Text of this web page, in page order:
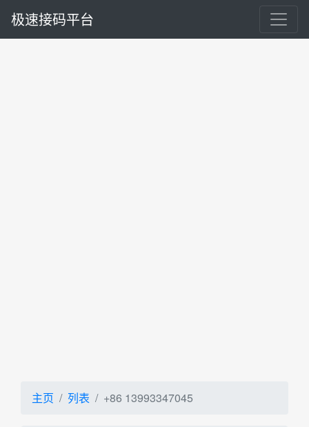
极速接码平台
主页 列表 +86 13993347045